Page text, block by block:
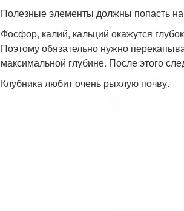
Полезные элементы должны попасть
Фосфор, калий, кальций окажутся
Поэтому обязательно нужно
максимальной глубине. После этого
Клубника любит очень рыхлую почву.